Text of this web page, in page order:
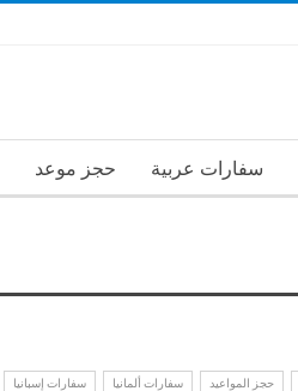
سفارات عربية حجز موعد
حجز المواعيد سفارات ألمانيا سفارات إسبانيا